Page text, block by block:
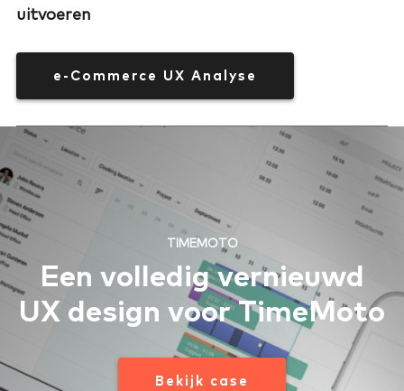
uitvoeren
e-Commerce UX Analyse
TIMEMOTO
Een volledig vernieuwd
UX design voor TimeMoto
Bekijk case